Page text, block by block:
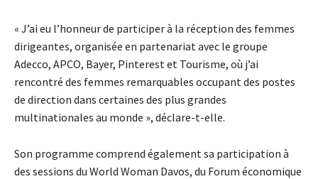
« J’ai eu l’honneur de participer à la réception des femmes
dirigeantes, organisée en partenariat avec le groupe
Adecco, APCO, Bayer, Pinterest et Tourisme, où j’ai
rencontré des femmes remarquables occupant des postes
de direction dans certaines des plus grandes
multinationales au monde », déclare-t-elle.
Son programme comprend également sa participation à
des sessions du World Woman Davos, du Forum économique